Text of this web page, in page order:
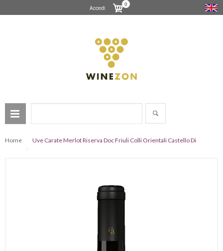
Accedi
0
Home Uve Carate Merlot Riserva Doc Friuli Colli Orientali Castello Di